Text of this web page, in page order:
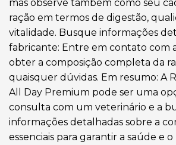
mas observe também como seu
ração em termos de digestão,
vitalidade. Busque informações
fabricante: Entre em contato com
obter a composição completa da
quaisquer dúvidas. Em resumo: A
All Day Premium pode ser uma
consulta com um veterinário e a
informações detalhadas sobre a
essenciais para garantir a saúde e